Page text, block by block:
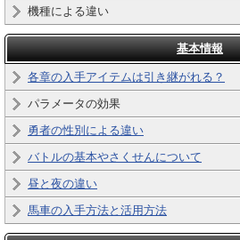
機種による違い
基本情報
各章の入手アイテムは引き継がれる？
パラメータの効果
勇者の性別による違い
バトルの基本やさくせんについて
昼と夜の違い
馬車の入手方法と活用方法